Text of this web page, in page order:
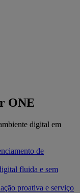
ONE
digital em
de
fluida e sem
proativa e serviço